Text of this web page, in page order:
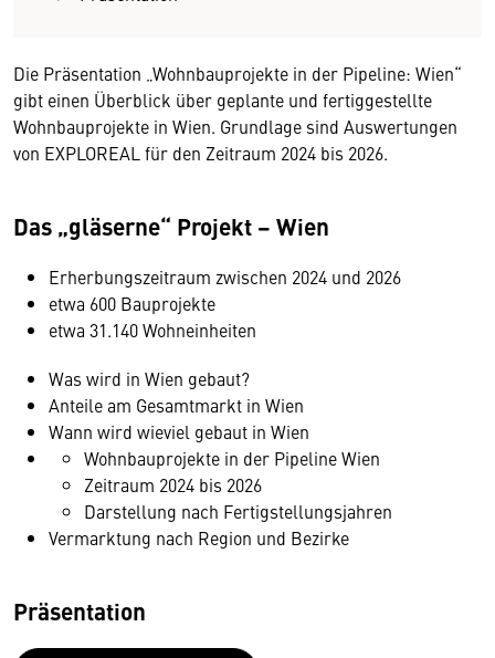
Die Präsentation „Wohnbauprojekte in der Pipeline: Wien“
gibt einen Überblick über geplante und fertiggestellte
Wohnbauprojekte in Wien. Grundlage sind Auswertungen
von EXPLOREAL für den Zeitraum 2024 bis 2026.
Das „gläserne“ Projekt – Wien
Erherbungszeitraum zwischen 2024 und 2026
etwa 600 Bauprojekte
etwa 31.140 Wohneinheiten
Was wird in Wien gebaut?
Anteile am Gesamtmarkt in Wien
Wann wird wieviel gebaut in Wien
Wohnbauprojekte in der Pipeline Wien
Zeitraum 2024 bis 2026
Darstellung nach Fertigstellungsjahren
Vermarktung nach Region und Bezirke
Präsentation